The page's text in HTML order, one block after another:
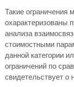
Такие ограничения
охарактеризованы
анализа
стоимостными
данной категории
ограничений по
свидетельствует о